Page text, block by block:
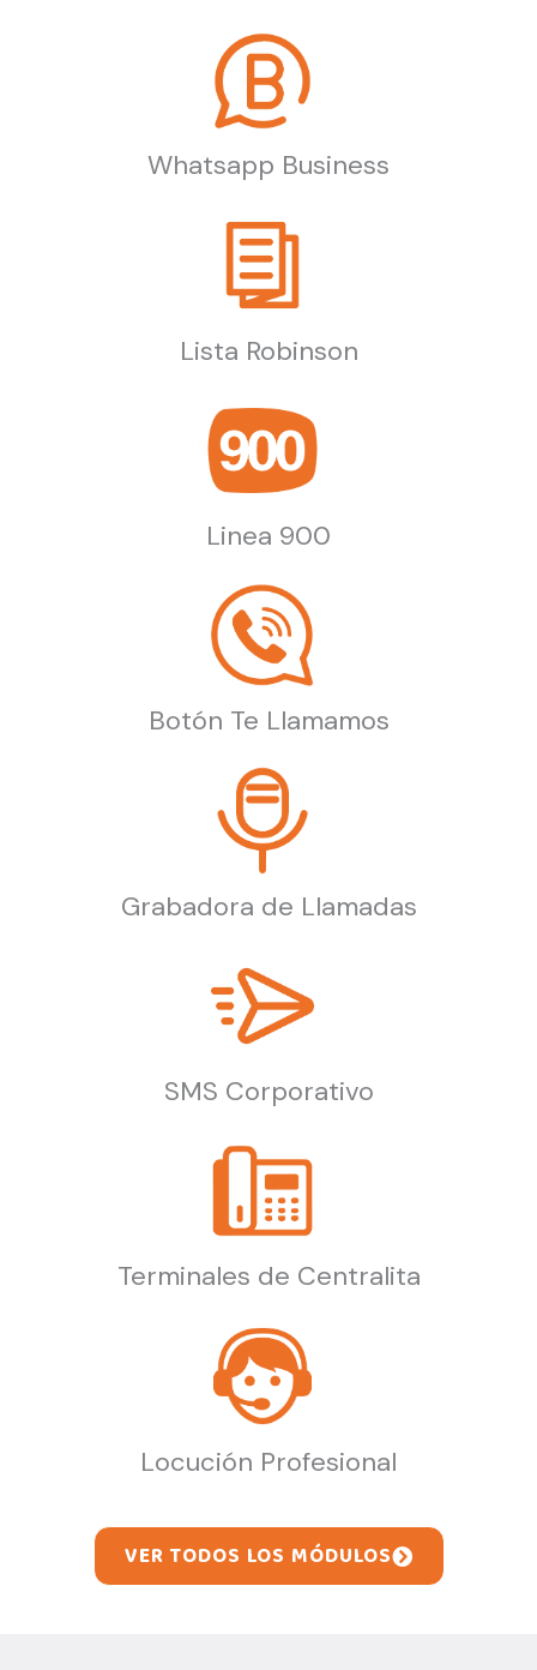
Whatsapp Business
Lista Robinson
Linea 900
Botón Te Llamamos
Grabadora de Llamadas
SMS Corporativo
Terminales de Centralita
Locución Profesional
VER TODOS LOS MÓDULOS